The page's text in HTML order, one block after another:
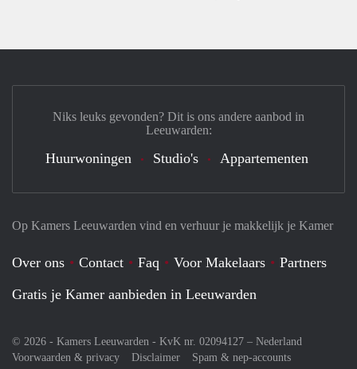
Op Kamers Leeuwarden vind en verhuur je makkelijk je Kamer
Over ons Contact Faq Voor Makelaars
Partners
Gratis je Kamer aanbieden in Leeuwarden
© 2026 - Kamers Leeuwarden - KvK nr. 02094127 – Nederland
Voorwaarden & privacy
Disclaimer
Spam & nep-accounts
Niks leuks gevonden? Dit is ons andere aanbod in
Leeuwarden:
Huurwoningen Studio's Appartementen